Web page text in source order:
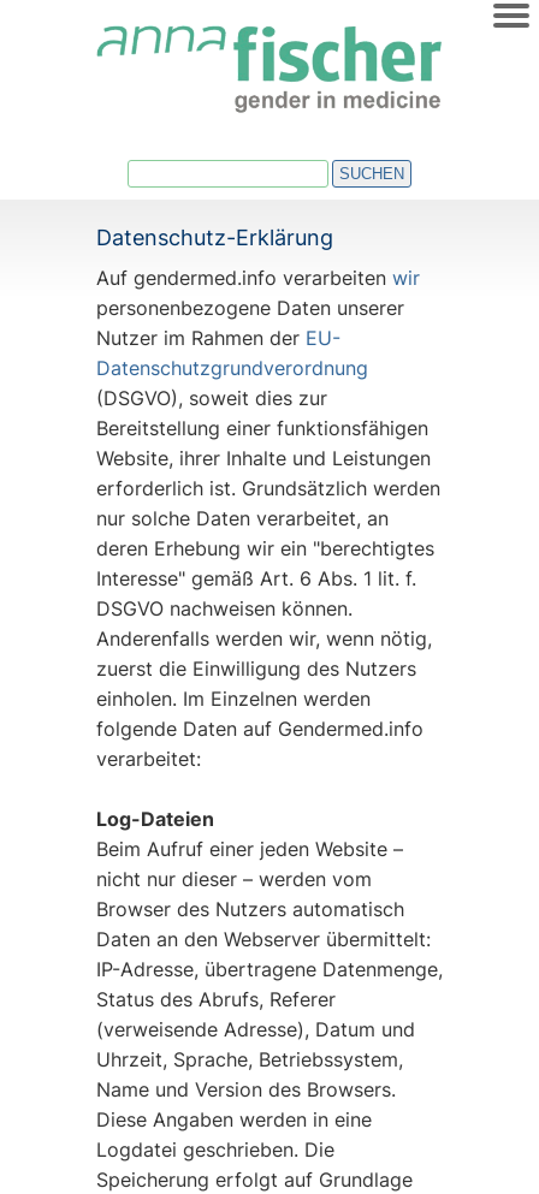
SUCHEN
VERANSTALTUNGEN
TERMINE
NEWSLETTER
REGIO-NETZE
VERÖFFENTLICHUNGEN
Datenschutz-Erklärung
Auf gendermed.info verarbeiten wir
personenbezogene Daten unserer
Nutzer im Rahmen der EU-
Datenschutzgrundverordnung
(DSGVO), soweit dies zur
Bereitstellung einer funktionsfähigen
Website, ihrer Inhalte und Leistungen
erforderlich ist. Grundsätzlich werden
nur solche Daten verarbeitet, an
deren Erhebung wir ein "berechtigtes
Interesse" gemäß Art. 6 Abs. 1 lit. f.
DSGVO nachweisen können.
Anderenfalls werden wir, wenn nötig,
zuerst die Einwilligung des Nutzers
einholen. Im Einzelnen werden
folgende Daten auf Gendermed.info
verarbeitet:
Log-Dateien
Beim Aufruf einer jeden Website –
nicht nur dieser – werden vom
Browser des Nutzers automatisch
Daten an den Webserver übermittelt:
IP-Adresse, übertragene Datenmenge,
Status des Abrufs, Referer
(verweisende Adresse), Datum und
Uhrzeit, Sprache, Betriebssystem,
Name und Version des Browsers.
Diese Angaben werden in eine
Logdatei geschrieben. Die
Speicherung erfolgt auf Grundlage